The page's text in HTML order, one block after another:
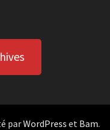
parWordPress et Bam.